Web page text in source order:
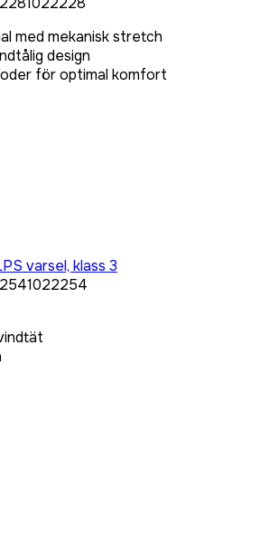
med mekanisk stretch
design
för optimal komfort
varsel, klass 3
1022254